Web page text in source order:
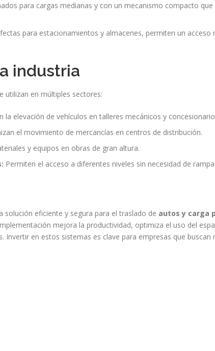
para cargas medianas y con un mecanismo compacto
para estacionamientos y almacenes, permiten un acceso
industria
utilizan en múltiples sectores:
la elevación de vehículos en talleres mecánicos y
el movimiento de mercancías en centros de distribución.
y equipos en obras de gran altura.
Permiten el acceso a diferentes niveles sin necesidad de
solución eficiente y segura para el traslado de autos y carga
mejora la productividad, optimiza el uso del
Invertir en estos sistemas es clave para empresas que buscan